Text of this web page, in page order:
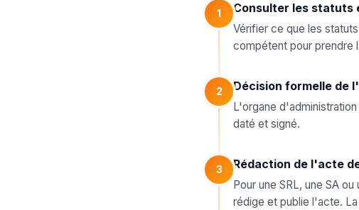
1 Consulter les statuts
Vérifier ce que les
compétent pour prendre
2 Décision formelle de
L'organe
daté et signé.
3 Rédaction de l'acte
Pour une SRL, une SA
rédige et publie l'acte.